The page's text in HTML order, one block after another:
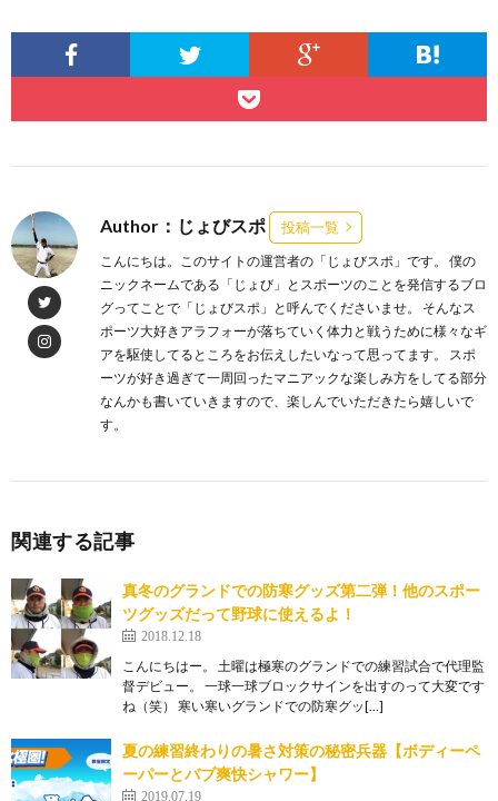
Author：じょびスポ 投稿一覧
こんにちは。このサイトの運営者の「じょびスポ」です。 僕の
ニックネームである「じょび」とスポーツのことを発信するブロ
グってことで「じょびスポ」と呼んでくださいませ。 そんなス
ポーツ大好きアラフォーが落ちていく体力と戦うために様々なギ
アを駆使してるところをお伝えしたいなって思ってます。 スポ
ーツが好き過ぎて一周回ったマニアックな楽しみ方をしてる部分
なんかも書いていきますので、楽しんでいただきたら嬉しいで
す。
関連する記事
真冬のグランドでの防寒グッズ第二弾！他のスポー
ツグッズだって野球に使えるよ！
2018.12.18
こんにちはー。 土曜は極寒のグランドでの練習試合で代理監
督デビュー。 一球一球ブロックサインを出すのって大変です
ね（笑） 寒い寒いグランドでの防寒グッ[…]
夏の練習終わりの暑さ対策の秘密兵器【ボディーペ
ーパーとバブ爽快シャワー】
2019.07.19